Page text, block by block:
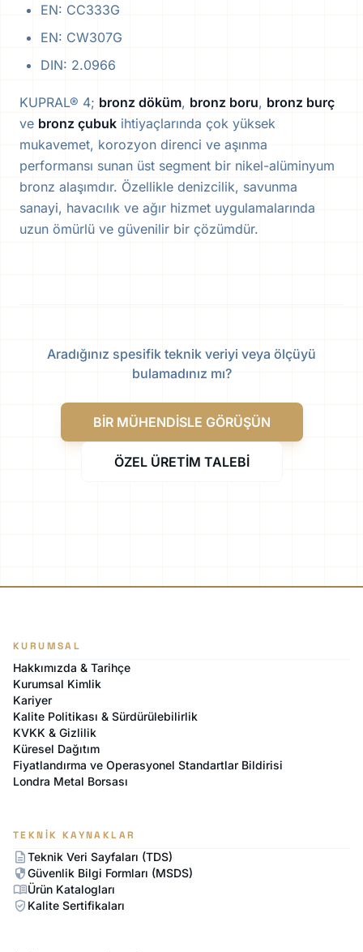
EN: CC333G
EN: CW307G
DIN: 2.0966
KUPRAL® 4; bronz döküm, bronz boru, bronz burç
ve bronz çubuk ihtiyaçlarında çok yüksek
mukavemet, korozyon direnci ve aşınma
performansı sunan üst segment bir nikel-alüminyum
bronz alaşımdır. Özellikle denizcilik, savunma
sanayi, havacılık ve ağır hizmet uygulamalarında
uzun ömürlü ve güvenilir bir çözümdür.
Aradığınız spesifik teknik veriyi veya ölçüyü
bulamadınız mı?
BİR MÜHENDİSLE GÖRÜŞÜN
ÖZEL ÜRETİM TALEBİ
KURUMSAL
Hakkımızda & Tarihçe
Kurumsal Kimlik
Kariyer
Kalite Politikası & Sürdürülebilirlik
KVKK & Gizlilik
Küresel Dağıtım
Fiyatlandırma ve Operasyonel Standartlar Bildirisi
Londra Metal Borsası
TEKNIK KAYNAKLAR
descriptionTeknik Veri Sayfaları (TDS)
securityGüvenlik Bilgi Formları (MSDS)
menu_bookÜrün Katalogları
verified_user Kalite Sertifikaları